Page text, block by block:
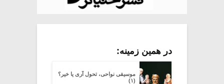
در همین زمینه:
موسیقی نواحی، تحول آری یا خیر؟
(۱)